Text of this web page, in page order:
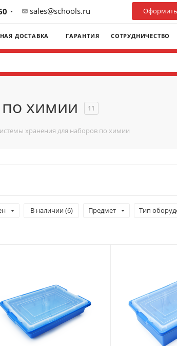
sales@schools.ru Оформить
ДОСТАВКА ГАРАНТИЯ СОТРУДНИЧЕСТВО
химии 11
хранения для наборов по химии
В наличии (6) Предмет Тип